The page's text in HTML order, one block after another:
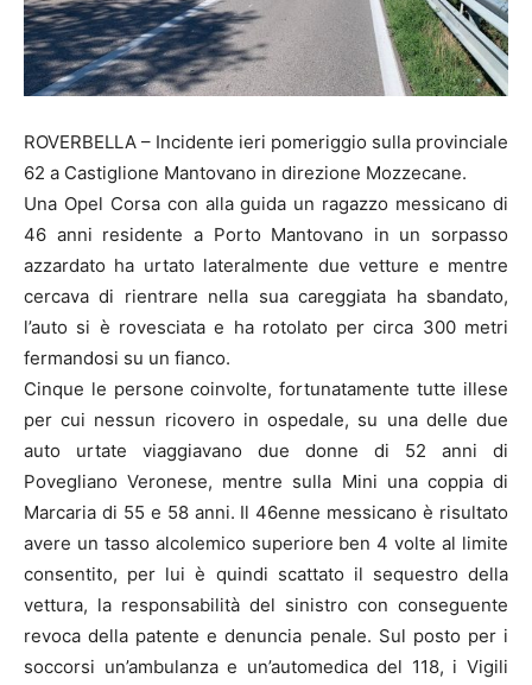
ROVERBELLA – Incidente ieri pomeriggio sulla provinciale
62 a Castiglione Mantovano in direzione Mozzecane.
Una Opel Corsa con alla guida un ragazzo messicano di
46 anni residente a Porto Mantovano in un sorpasso
azzardato ha urtato lateralmente due vetture e mentre
cercava di rientrare nella sua careggiata ha sbandato,
l’auto si è rovesciata e ha rotolato per circa 300 metri
fermandosi su un fianco.
Cinque le persone coinvolte, fortunatamente tutte illese
per cui nessun ricovero in ospedale, su una delle due
auto urtate viaggiavano due donne di 52 anni di
Povegliano Veronese, mentre sulla Mini una coppia di
Marcaria di 55 e 58 anni. Il 46enne messicano è risultato
avere un tasso alcolemico superiore ben 4 volte al limite
consentito, per lui è quindi scattato il sequestro della
vettura, la responsabilità del sinistro con conseguente
revoca della patente e denuncia penale. Sul posto per i
soccorsi un’ambulanza e un’automedica del 118, i Vigili